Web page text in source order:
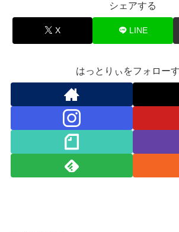
シェアする
X LINE
はっとりぃをフォロー